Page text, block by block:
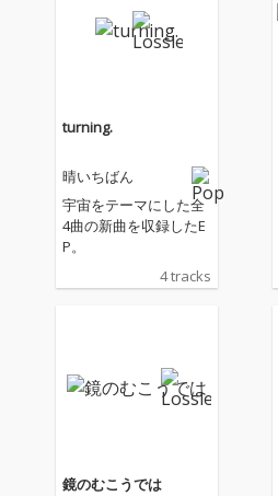
turning.
晴いちばん
宇宙をテーマにした全
4曲の新曲を収録したE
P。
4 tracks
鏡のむこうでは